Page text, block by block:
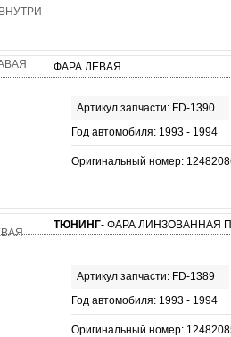
Артикул запчасти: FD-1390
Год автомобиля: 1993 - 1994
Оригинальный номер:
ФАРА ЛЕВАЯ
Артикул запчасти: FD-1389
Год автомобиля: 1993 - 1994
Оригинальный номер:
ТЮНИНГ- ФАРА ЛИНЗОВАННАЯ